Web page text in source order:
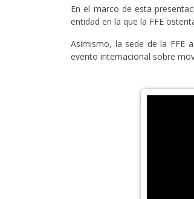
En el marco de esta
entidad en la que la FFE
Asimismo, la sede de la FFE
evento internacional sobre